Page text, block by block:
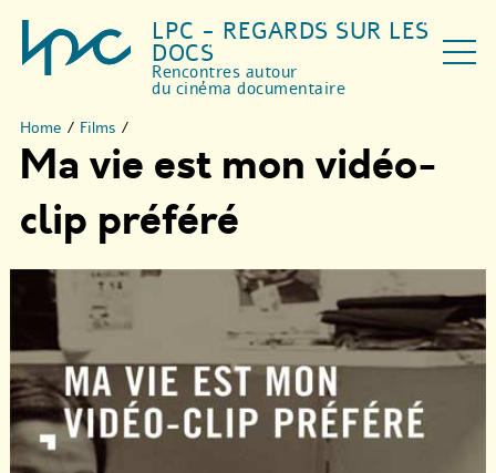
LPC - REGARDS SUR LES
DOCS
Rencontres autour
du cinéma documentaire
Home / Films /
Ma vie est mon vidéo-
clip préféré